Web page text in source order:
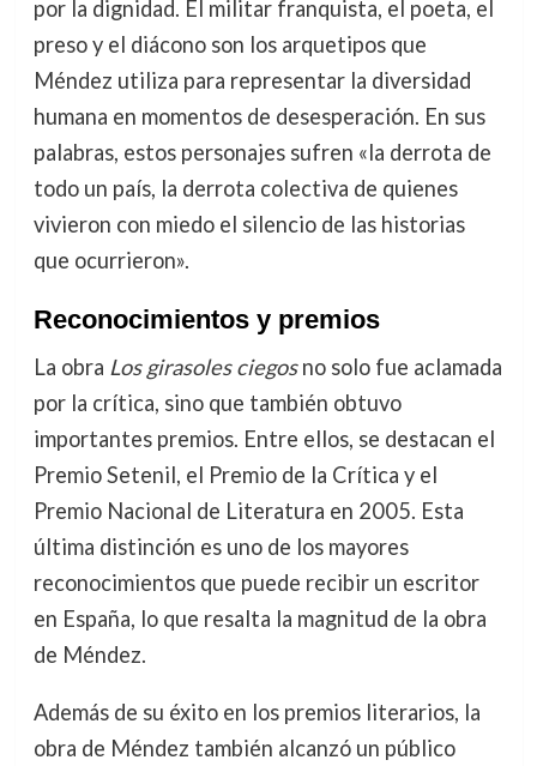
por la dignidad. El militar franquista, el poeta, el
preso y el diácono son los arquetipos que
Méndez utiliza para representar la diversidad
humana en momentos de desesperación. En sus
palabras, estos personajes sufren «la derrota de
todo un país, la derrota colectiva de quienes
vivieron con miedo el silencio de las historias
que ocurrieron».
Reconocimientos y premios
La obra Los girasoles ciegosno solo fue aclamada
por la crítica, sino que también obtuvo
importantes premios. Entre ellos, se destacan el
Premio Setenil, el Premio de la Crítica y el
Premio Nacional de Literatura en 2005. Esta
última distinción es uno de los mayores
reconocimientos que puede recibir un escritor
en España, lo que resalta la magnitud de la obra
de Méndez.
Además de su éxito en los premios literarios, la
obra de Méndez también alcanzó un público